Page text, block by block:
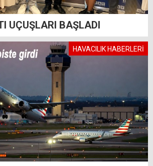
UÇUŞLARI BAŞLADI
HAVACILIK HABERLERİ